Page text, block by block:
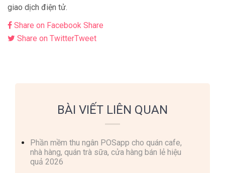
giao dịch điện tử.
Share on Facebook Share
Share on TwitterTweet
BÀI VIẾT LIÊN QUAN
Phần mềm thu ngân POSapp cho quán cafe,
nhà hàng, quán trà sữa, cửa hàng bán lẻ hiệu
quả 2026